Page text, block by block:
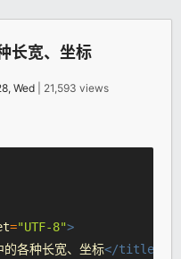
长宽、坐标
Wed | 21,593 views
="UTF-8">
的各种长宽、坐标</title>